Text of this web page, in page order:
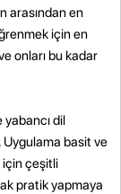
arasından en
için en
onları bu kadar
dil
basit ve
için çeşitli
pratik yapmaya